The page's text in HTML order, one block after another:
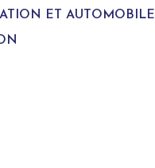
ET AUTOMOBILE